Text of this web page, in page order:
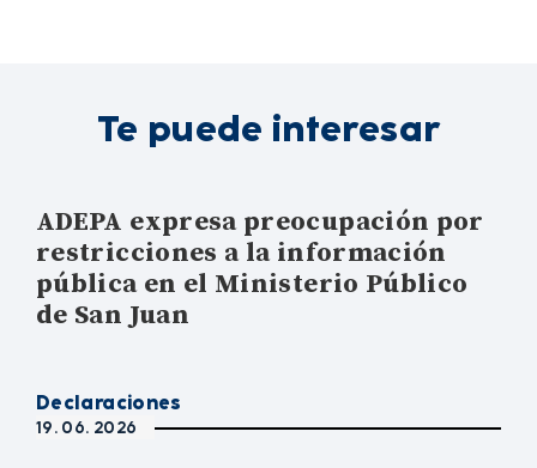
Te puede interesar
ADEPA expresa preocupación por
restricciones a la información
pública en el Ministerio Público
de San Juan
Declaraciones
19. 06. 2026